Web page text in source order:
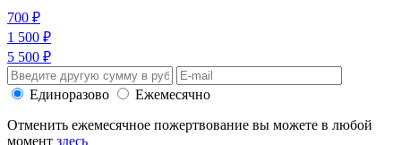
700 ₽
1 500 ₽
5 500 ₽
Единоразово
Ежемесячно
Отменить ежемесячное пожертвование вы можете в любой
момент здесь